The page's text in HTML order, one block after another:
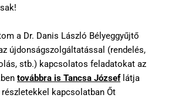
a Dr. Danis László Bélyeggyűjtő
újdonságszolgáltatással (rendelés,
stb.) kapcsolatos feladatokat az
továbbra is Tancsa Józseflátja
részletekkel kapcsolatban Őt